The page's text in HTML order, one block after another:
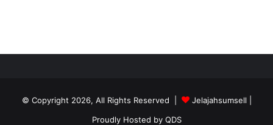
© Copyright 2026, All Rights Reserved | Jelajahsumsell
Proudly Hosted by QDS